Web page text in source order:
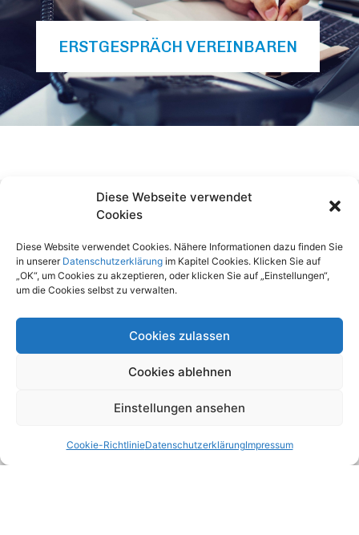
Diese Webseite verwendet
Cookies
Diese Website verwendet Cookies. Nähere Informationen dazu finden Sie
in unserer Datenschutzerklärung im Kapitel Cookies. Klicken Sie auf
„OK“, um Cookies zu akzeptieren, oder klicken Sie auf „Einstellungen“,
um die Cookies selbst zu verwalten.
Cookies zulassen
Cookies ablehnen
Einstellungen ansehen
Cookie-RichtlinieDatenschutzerklärungImpressum
ERSTGESPRÄCH VEREINBAREN
Kontakt aufnehmen
+43/1/512 14 01/44